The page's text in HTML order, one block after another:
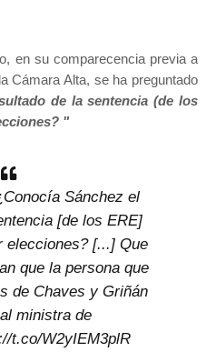
en su comparecencia previa a
Cámara Alta, se ha preguntado
de la sentencia (de los
"
Sánchez el
[de los ERE]
elecciones? [...] Que
que la persona que
de Chaves y Griñán
ministra de
t.co/W2yIEM3plR